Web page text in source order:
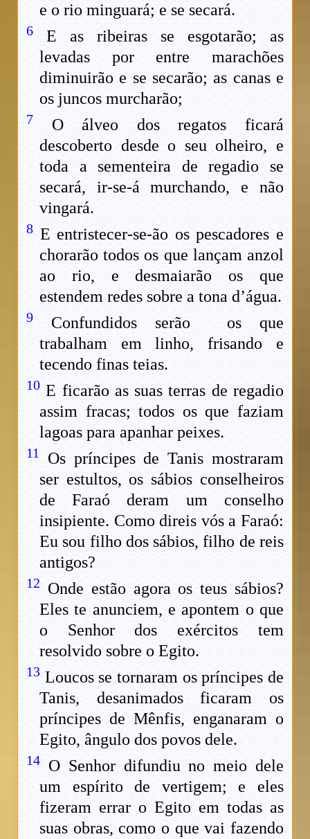
e o rio minguará; e se secará.
6
E as ribeiras se esgotarão; as
levadas por entre marachões
diminuirão e se secarão; as canas e
os juncos murcharão;
7
O álveo dos regatos ficará
descoberto desde o seu olheiro, e
toda a sementeira de regadio se
secará, ir-se-á murchando, e não
vingará.
8 E entristecer-se-ão os pescadores e
chorarão todos os que lançam anzol
ao rio, e desmaiarão os que
estendem redes sobre a tona d’água.
9
Confundidos serão os que
trabalham em linho, frisando e
tecendo finas teias.
10 E ficarão as suas terras de regadio
assim fracas; todos os que faziam
lagoas para apanhar peixes.
11
Os príncipes de Tanis mostraram
ser estultos, os sábios conselheiros
de Faraó deram um conselho
insipiente. Como direis vós a Faraó:
Eu sou filho dos sábios, filho de reis
antigos?
12 Onde estão agora os teus sábios?
Eles te anunciem, e apontem o que
o Senhor dos exércitos tem
resolvido sobre o Egito.
13 Loucos se tornaram os príncipes de
Tanis, desanimados ficaram os
príncipes de Mênfis, enganaram o
Egito, ângulo dos povos dele.
14 O Senhor difundiu no meio dele
um espírito de vertigem; e eles
fizeram errar o Egito em todas as
suas obras, como o que vai fazendo